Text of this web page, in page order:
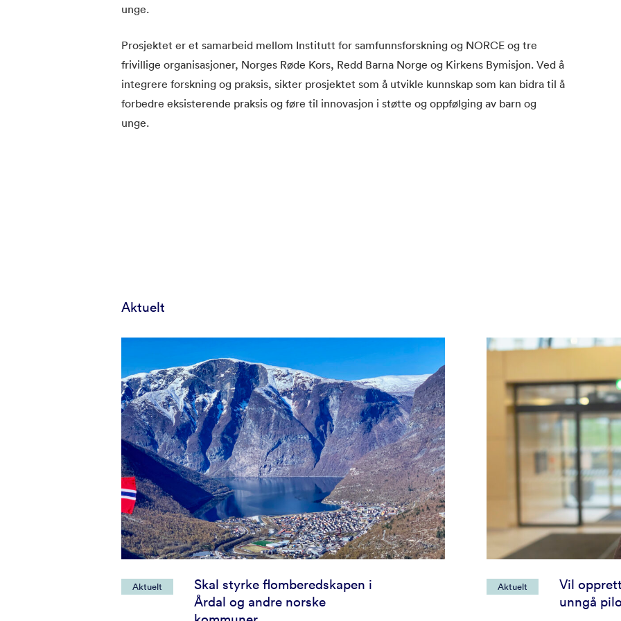
unge.
Prosjektet er et samarbeid mellom Institutt for samfunnsforskning og NORCE og tre
frivillige organisasjoner, Norges Røde Kors, Redd Barna Norge og Kirkens Bymisjon. Ved å
integrere forskning og praksis, sikter prosjektet som å utvikle kunnskap som kan bidra til å
forbedre eksisterende praksis og føre til innovasjon i støtte og oppfølging av barn og
unge.
Aktuelt
Aktuelt
Skal styrke flomberedskapen i
Årdal og andre norske
Aktuelt
Vil
unngå